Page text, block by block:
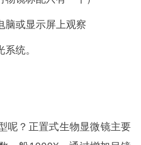
脑或显示屏上观察
统。
呢？正置式生物显微镜主要